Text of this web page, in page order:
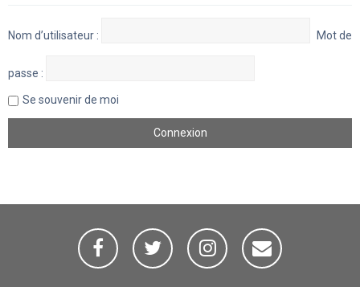
Nom d’utilisateur : Mot de
passe :
Se souvenir de moi